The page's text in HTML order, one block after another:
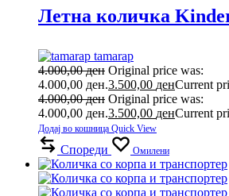
Летна количка
tamarap
4.000,00ден Original price was:
4.000,00 ден.3.500,00 денCurrent
4.000,00ден Original price was:
4.000,00 ден.3.500,00 денCurrent
Додај во кошница Quick View
Спореди Омилени